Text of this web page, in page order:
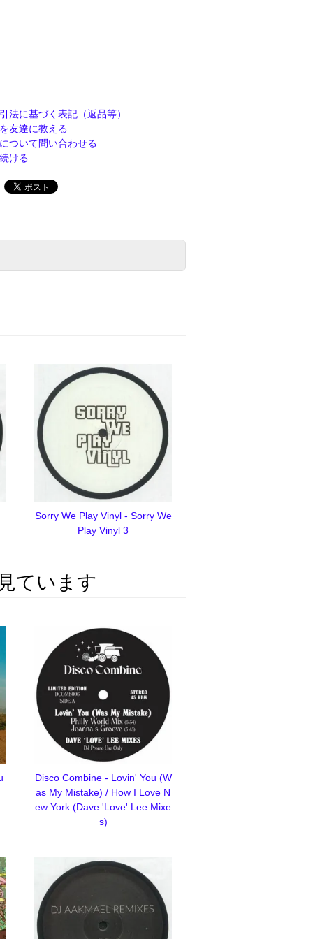
法に基づく表記（返品等）
友達に教える
ついて問い合わせる
ける
Sorry We Play Vinyl - Sorry We
Play Vinyl 3
ています
Disco Combine - Lovin' You (W
as My Mistake) / How I Love N
ew York (Dave 'Love' Lee Mixe
s)